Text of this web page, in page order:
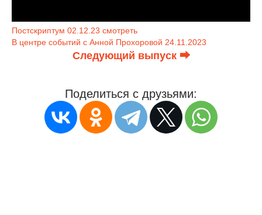
Постскриптум 02.12.23 смотреть
В центре событий с Анной Прохоровой 24.11.2023
Следующий выпуск ⮕
Поделиться с друзьями: